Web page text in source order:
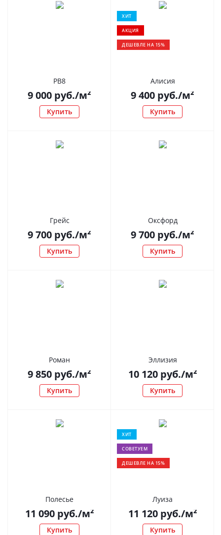
РВ8
9 000 руб./м²
Купить
ХИТ
АКЦИЯ
ДЕШЕВЛЕ НА 15%
Алисия
9 400 руб./м²
Купить
Грейс
9 700 руб./м²
Купить
Оксфорд
9 700 руб./м²
Купить
Роман
9 850 руб./м²
Купить
Эллизия
10 120руб./м²
Купить
Полесье
11 090руб./м²
Купить
ХИТ
СОВЕТУЕМ
ДЕШЕВЛЕ НА 15%
Луиза
11 120руб./м²
Купить